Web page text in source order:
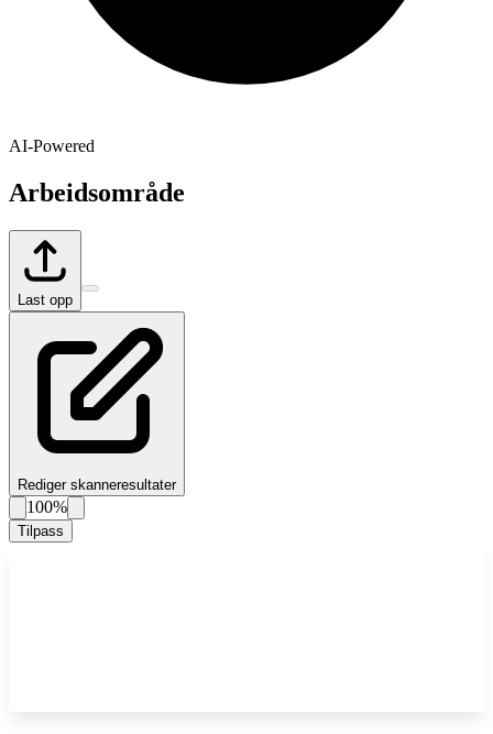
AI-Powered
Arbeidsområde
Last opp
Rediger skanneresultater
100%
Tilpass